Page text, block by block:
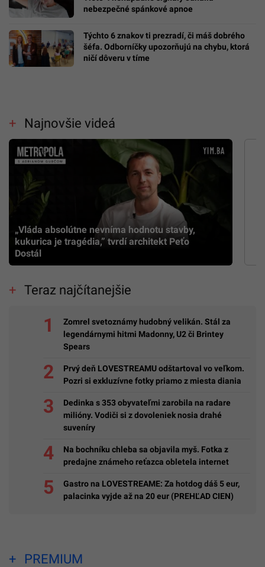
nebezpečné spánkové apnoe
Týchto 6 znakov ti prezradí, či máš dobrého
šéfa. Odborníčky upozorňujú na chybu, ktorá
ničí dôveru v tíme
Najnovšie videá
„Vláda absolútne nevníma hodnotu stavby,
kukurica je tragédia,” tvrdí architekt Peťo
Dostál
Teraz najčítanejšie
Zomrel svetoznámy hudobný velikán. Stál za
legendárnymi hitmi Madonny, U2 či Brintey
Spears
Prvý deň LOVESTREAMU odštartoval vo veľkom.
Pozri si exkluzívne fotky priamo z miesta diania
Dedinka s 353 obyvateľmi zarobila na radare
milióny. Vodiči si z dovoleniek nosia drahé
suveníry
Na bochníku chleba sa objavila myš. Fotka z
predajne známeho reťazca obletela internet
Gastro na LOVESTREAME: Za hotdog dáš 5 eur,
palacinka vyjde až na 20 eur (PREHĽAD CIEN)
PREMIUM